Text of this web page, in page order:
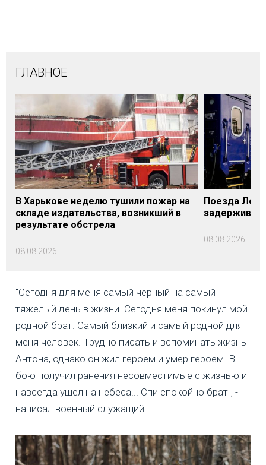
ГЛАВНОЕ
В Харькове неделю тушили пожар на
складе издательства, возникший в
результате обстрела
08.08.2026
Поезда
08.08.2026
"Сегодня для меня самый черный на самый
тяжелый день в жизни. Сегодня меня покинул мой
родной брат. Самый близкий и самый родной для
меня человек. Трудно писать и вспоминать жизнь
Антона, однако он жил героем и умер героем. В
бою получил ранения несовместимые с жизнью и
навсегда ушел на небеса... Спи спокойно брат", -
написал военный служащий.